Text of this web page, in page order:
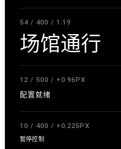
54 / 400 / 1.19
场馆通行
12 / 500 / +0.96PX
配置就绪
10 / 400 / +0.225PX
暂停控制